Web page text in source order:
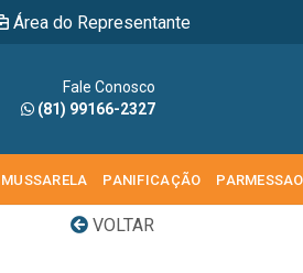
Área do Representante
Fale Conosco
(81) 99166-2327
MUSSARELA PANIFICAÇÃO PARMESSAO
VOLTAR